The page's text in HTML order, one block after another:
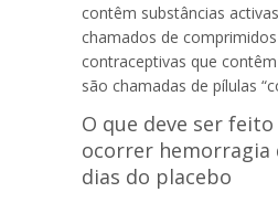
contêm substâncias
chamados de
contraceptivas que
são chamadas de pílulas
O que deve ser feito
ocorrer hemorragia
dias do placebo